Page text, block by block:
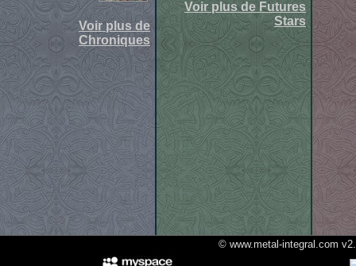
Voir plus de
Chroniques
Voir plus de Futures
Stars
© www.metal-integral.com